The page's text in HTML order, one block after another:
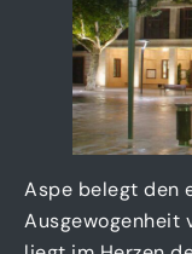
Aspe belegt den
Ausgewogenheit